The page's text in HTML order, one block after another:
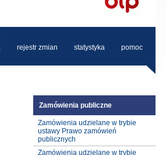
rejestr zmian statystyka pomoc
Zamówienia publiczne
Zamówienia udzielane w trybie
ustawy Prawo zamówień
publicznych
Zamówienia udzielane w trybie